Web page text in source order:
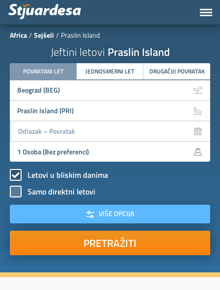
Africa Sejšeli Praslin Island
Jeftini letovi Praslin Island
POVRATANI LET JEDNOSMERNI LET DRUGAČIJI POVRATAK
Letovi u bliskim danima
Samo direktni letovi
VIŠE OPCIJA
PRETRAŽITI